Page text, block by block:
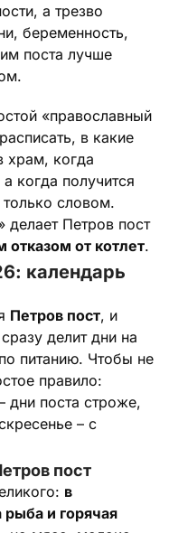
а трезво
беременность,
поста лучше
«православный
в какие
храм, когда
когда получится
словом.
делает Петров пост
от котлет.
календарь
Петров пост, и
делит дни на
питанию. Чтобы не
правило:
дни поста строже,
– с
пост
в
и горячая